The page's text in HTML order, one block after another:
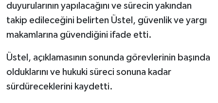
duyurularının yapılacağını ve sürecin yakından
takip edileceğini belirten Üstel, güvenlik ve yargı
makamlarına güvendiğini ifade etti.
Üstel, açıklamasının sonunda görevlerinin başında
olduklarını ve hukuki süreci sonuna kadar
sürdüreceklerini kaydetti.